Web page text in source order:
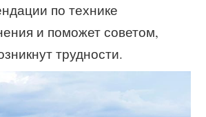
по технике
и поможет советом,
трудности.